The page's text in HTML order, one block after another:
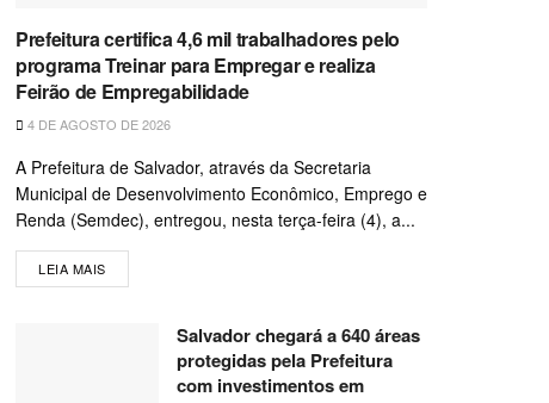
Prefeitura certifica 4,6 mil trabalhadores pelo
programa Treinar para Empregar e realiza
Feirão de Empregabilidade
4 DE AGOSTO DE 2026
A Prefeitura de Salvador, através da Secretaria
Municipal de Desenvolvimento Econômico, Emprego e
Renda (Semdec), entregou, nesta terça-feira (4), a...
LEIA MAIS
Salvador chegará a 640 áreas
protegidas pela Prefeitura
com investimentos em